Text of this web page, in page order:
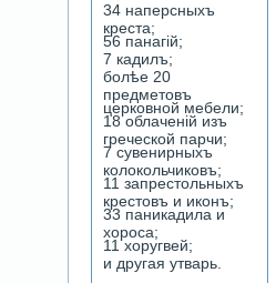
34 наперсныхъ
креста;
56 панагiй;
7 кадилъ;
болѣе 20
предметовъ
церковной мебели;
18 облаченiй изъ
греческой парчи;
7 сувенирныхъ
колокольчиковъ;
11 запрестольныхъ
крестовъ и иконъ;
33 паникадила и
хороса;
11 хоругвей;
и другая утварь.